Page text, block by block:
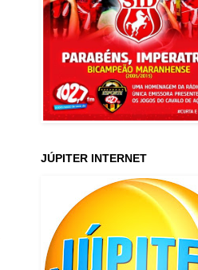
JÚPITER INTERNET